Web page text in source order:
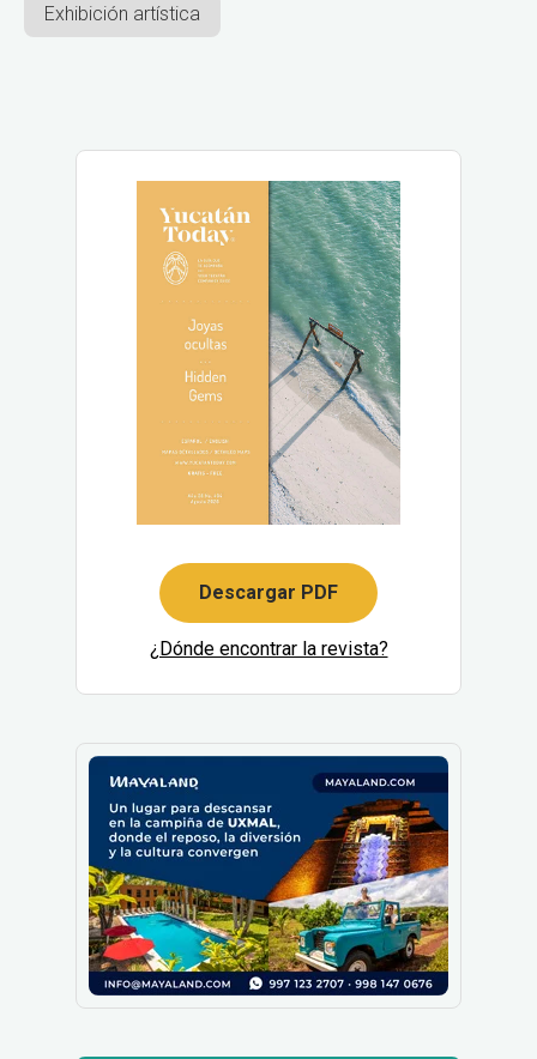
Exhibición artística
Descargar PDF
¿Dónde encontrar la revista?